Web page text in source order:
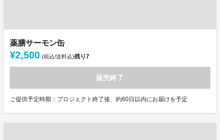
薬膳サーモン缶
¥2,500 (税込/送料込)残り7
販売終了
ご提供予定時期：プロジェクト終了後、約60日以内にお届けを予定